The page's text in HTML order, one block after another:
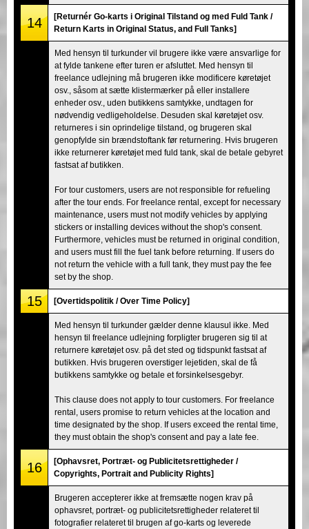
14
[Returnér Go-karts i Original Tilstand og med Fuld Tank /
Return Karts in Original Status, and Full Tanks]
Med hensyn til turkunder vil brugere ikke være ansvarlige for
at fylde tankene efter turen er afsluttet. Med hensyn til
freelance udlejning må brugeren ikke modificere køretøjet
osv., såsom at sætte klistermærker på eller installere
enheder osv., uden butikkens samtykke, undtagen for
nødvendig vedligeholdelse. Desuden skal køretøjet osv.
returneres i sin oprindelige tilstand, og brugeren skal
genopfylde sin brændstoftank før returnering. Hvis brugeren
ikke returnerer køretøjet med fuld tank, skal de betale gebyret
fastsat af butikken.
For tour customers, users are not responsible for refueling
after the tour ends. For freelance rental, except for necessary
maintenance, users must not modify vehicles by applying
stickers or installing devices without the shop's consent.
Furthermore, vehicles must be returned in original condition,
and users must fill the fuel tank before returning. If users do
not return the vehicle with a full tank, they must pay the fee
set by the shop.
15 [Overtidspolitik / Over Time Policy]
Med hensyn til turkunder gælder denne klausul ikke. Med
hensyn til freelance udlejning forpligter brugeren sig til at
returnere køretøjet osv. på det sted og tidspunkt fastsat af
butikken. Hvis brugeren overstiger lejetiden, skal de få
butikkens samtykke og betale et forsinkelsesgebyr.
This clause does not apply to tour customers. For freelance
rental, users promise to return vehicles at the location and
time designated by the shop. If users exceed the rental time,
they must obtain the shop's consent and pay a late fee.
16
[Ophavsret, Portræt- og Publicitetsrettigheder /
Copyrights, Portrait and Publicity Rights]
Brugeren accepterer ikke at fremsætte nogen krav på
ophavsret, portræt- og publicitetsrettigheder relateret til
fotografier relateret til brugen af go-karts og leverede